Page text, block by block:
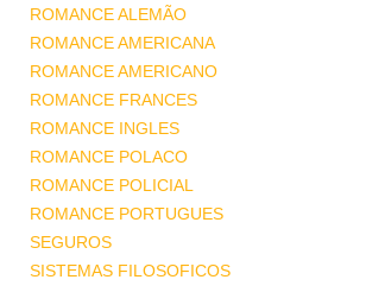
ROMANCE ALEMÃO
ROMANCE AMERICANA
ROMANCE AMERICANO
ROMANCE FRANCES
ROMANCE INGLES
ROMANCE POLACO
ROMANCE POLICIAL
ROMANCE PORTUGUES
SEGUROS
SISTEMAS FILOSOFICOS